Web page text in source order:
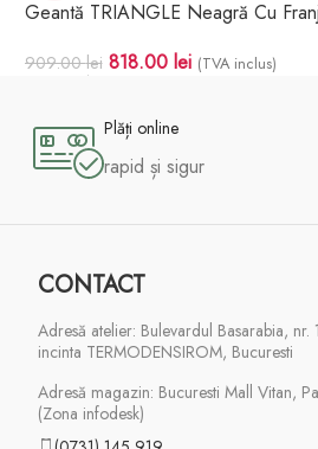
Geantă TRIANGLE Neagră Cu
909.00lei 818.00 lei (TVA inclus)
Plăți online
rapid și sigur
CONTACT
Adresă atelier: Bulevardul Basarabia, nr.
incinta TERMODENSIROM, Bucuresti
Adresă magazin: Bucuresti Mall Vitan,
(Zona infodesk)